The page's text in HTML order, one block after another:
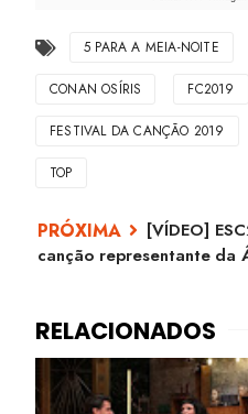
5 PARA A MEIA-NOITE
CONAN OSÍRIS FC2019
FESTIVAL DA CANÇÃO 2019
TOP
[VÍDEO]
canção representante da